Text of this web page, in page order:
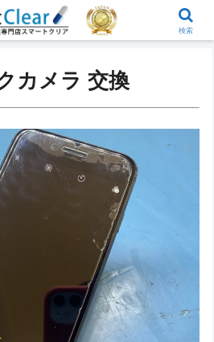
カメラ 交換
検索